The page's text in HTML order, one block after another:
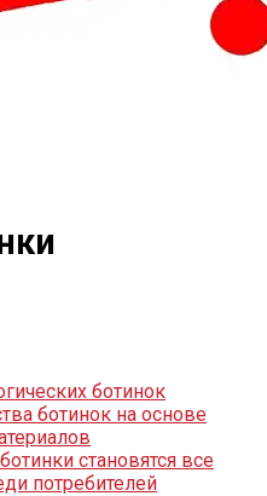
ботинок
ботинок на основе
становятся все
потребителей